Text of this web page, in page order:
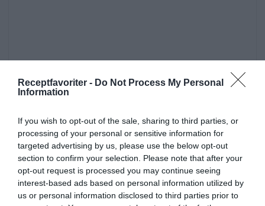
Receptfavoriter - Do Not Process My Personal
Information
If you wish to opt-out of the sale, sharing to third parties, or
processing of your personal or sensitive information for
targeted advertising by us, please use the below opt-out
section to confirm your selection. Please note that after your
opt-out request is processed you may continue seeing
interest-based ads based on personal information utilized by
us or personal information disclosed to third parties prior to
Huvudrätter Köttfärs
Tunnbröd
Grönsallad
Tomater Persilja
Vardag